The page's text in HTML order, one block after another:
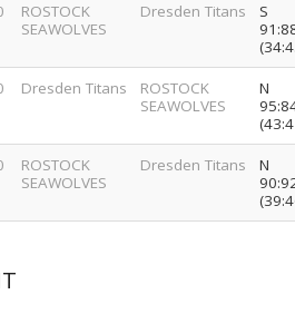
ROSTOCK
SEAWOLVES
Dresden Titans
S
Dresden Titans
ROSTOCK
SEAWOLVES
N
ROSTOCK
SEAWOLVES
Dresden Titans
N